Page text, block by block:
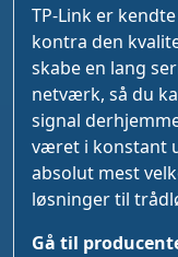
TP-Link er
kontra den
skabe en lang
netværk, så du
signal
været i konstant
absolut mest
løsninger til
Gå til